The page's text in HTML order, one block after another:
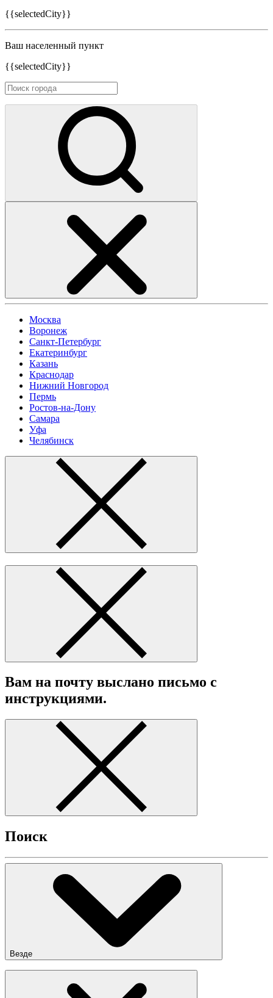
{{selectedCity}}
Ваш населенный пункт
{{selectedCity}}
Москва
Воронеж
Санкт-Петербург
Екатеринбург
Казань
Краснодар
Нижний Новгород
Пермь
Ростов-на-Дону
Самара
Уфа
Челябинск
Вам на почту выслано письмо с
инструкциями.
Поиск
Везде